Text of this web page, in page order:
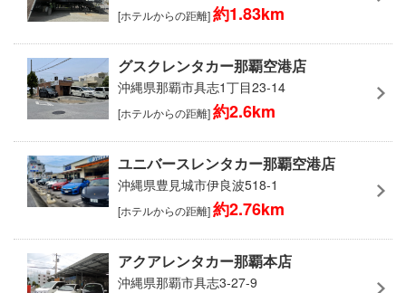
[ホテルからの距離]約1.83km
グスクレンタカー那覇空港店
沖縄県那覇市具志1丁目23-14
[ホテルからの距離]約2.6km
ユニバースレンタカー那覇空港店
沖縄県豊見城市伊良波518-1
[ホテルからの距離]約2.76km
アクアレンタカー那覇本店
沖縄県那覇市具志3-27-9